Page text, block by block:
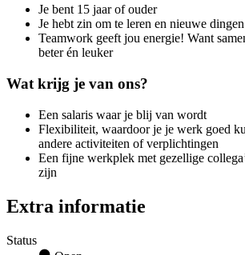
Je bent 15 jaar of ouder
Je hebt zin om te leren en nieuwe
Teamwork geeft jou energie! Want
beter én leuker
Wat krijg je van ons?
Een salaris waar je blij van wordt
Flexibiliteit, waardoor je je werk goed
andere activiteiten of verplichtingen
Een fijne werkplek met gezellige
zijn
Extra informatie
Status